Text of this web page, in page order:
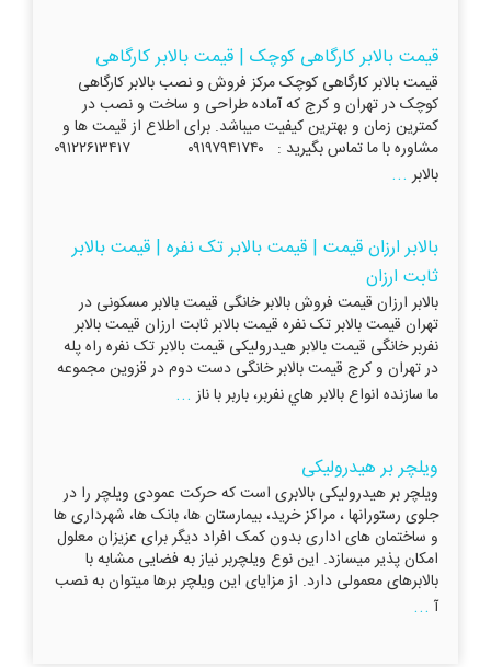
قیمت بالابر کارگاهی کوچک | قیمت بالابر کارگاهی
قیمت بالابر کارگاهی کوچک مرکز فروش و نصب بالابر کارگاهی
کوچک در تهران و کرج که آماده طراحی و ساخت و نصب در
کمترین زمان و بهترین کیفیت میباشد. برای اطلاع از قیمت ها و
مشاوره با ما تماس بگیرید : ۰۹۱۹۷۹۴۱۷۴۰ ۰۹۱۲۲۶۱۳۴۱۷
بالابر ...
بالابر ارزان قیمت | قیمت بالابر تک نفره | قیمت بالابر
ثابت ارزان
بالابر ارزان قیمت فروش بالابر خانگی قیمت بالابر مسکونی در
تهران قیمت بالابر تک نفره قیمت بالابر ثابت ارزان قیمت بالابر
نفربر خانگی قیمت بالابر هیدرولیکی قیمت بالابر تک نفره راه پله
در تهران و کرج قیمت بالابر خانگی دست دوم در قزوین مجموعه
ما سازنده انواع بالابر هاي نفربر، باربر با ناز ...
ویلچر بر هیدرولیکی
ویلچر بر هیدرولیکی بالابری است که حرکت عمودی ویلچر را در
جلوی رستورانها ، مراکز خرید، بیمارستان ها، بانک ها، شهرداری ها
و ساختمان های اداری بدون کمک افراد دیگر برای عزیزان معلول
امکان پذیر میسازد. این نوع ویلچربر نیاز به فضایی مشابه با
بالابرهای معمولی دارد. از مزایای این ویلچر برها میتوان به نصب
آ ...